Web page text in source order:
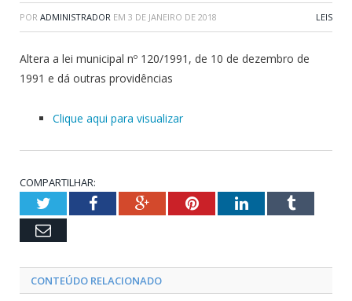
POR ADMINISTRADOR EM 3 DE JANEIRO DE 2018 LEIS
Altera a lei municipal nº 120/1991, de 10 de dezembro de
1991 e dá outras providências
Clique aqui para visualizar
COMPARTILHAR:
TwitterFacebookGoogle+PinterestLinkedInTumblr
Email
CONTEÚDO RELACIONADO